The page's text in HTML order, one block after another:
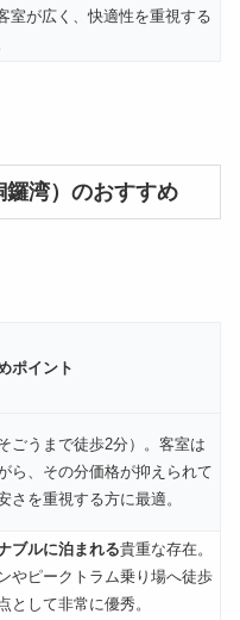
室が広く、快適性を重視する
湾）のおすすめ
ポイント
そごうまで徒歩2分）。客室は
ら、その分価格が抑えられて
さを重視する方に最適。
ブルに泊まれる貴重な存在。
やピークトラム乗り場へ徒歩
として非常に優秀。